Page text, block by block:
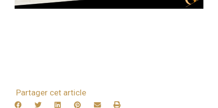
Partager cet article